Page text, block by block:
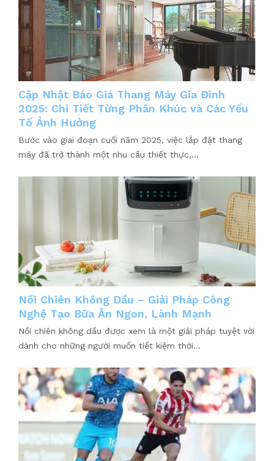
Cập Nhật Báo Giá Thang Máy Gia Đình
2025: Chi Tiết Từng Phân Khúc và Các Yếu
Tố Ảnh Hưởng
Bước vào giai đoạn cuối năm 2025, việc lắp đặt thang
máy đã trở thành một nhu cầu thiết thực,...
Nồi Chiên Không Dầu – Giải Pháp Công
Nghệ Tạo Bữa Ăn Ngon, Lành Mạnh
Nồi chiên không dầu được xem là một giải pháp tuyệt vời
dành cho những người muốn tiết kiệm thời...